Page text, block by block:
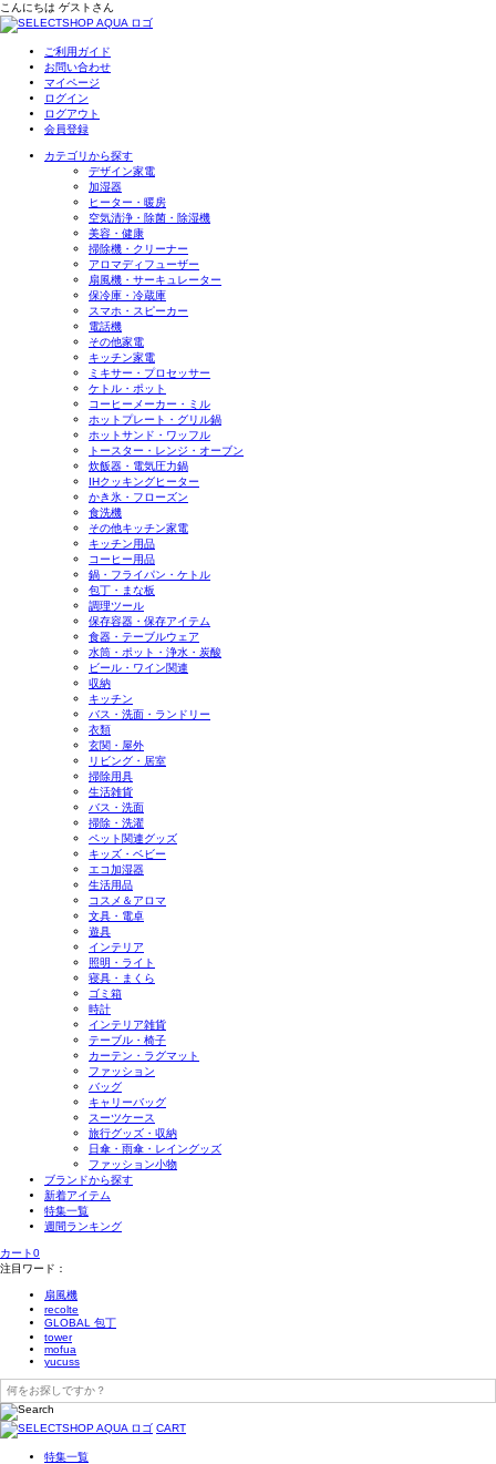
こんにちは ゲスト さん
ご利用ガイド
お問い合わせ
マイページ
ログイン
ログアウト
会員登録
カテゴリから探す
デザイン家電
加湿器
ヒーター・暖房
空気清浄・除菌・除湿機
美容・健康
掃除機・クリーナー
アロマディフューザー
扇風機・サーキュレーター
保冷庫・冷蔵庫
スマホ・スピーカー
電話機
その他家電
キッチン家電
ミキサー・プロセッサー
ケトル・ポット
コーヒーメーカー・ミル
ホットプレート・グリル鍋
ホットサンド・ワッフル
トースター・レンジ・オーブン
炊飯器・電気圧力鍋
IHクッキングヒーター
かき氷・フローズン
食洗機
その他キッチン家電
キッチン用品
コーヒー用品
鍋・フライパン・ケトル
包丁・まな板
調理ツール
保存容器・保存アイテム
食器・テーブルウェア
水筒・ポット・浄水・炭酸
ビール・ワイン関連
収納
キッチン
バス・洗面・ランドリー
衣類
玄関・屋外
リビング・居室
掃除用具
生活雑貨
バス・洗面
掃除・洗濯
ペット関連グッズ
キッズ・ベビー
エコ加湿器
生活用品
コスメ＆アロマ
文具・電卓
遊具
インテリア
照明・ライト
寝具・まくら
ゴミ箱
時計
インテリア雑貨
テーブル・椅子
カーテン・ラグマット
ファッション
バッグ
キャリーバッグ
スーツケース
旅行グッズ・収納
日傘・雨傘・レイングッズ
ファッション小物
ブランドから探す
新着アイテム
特集一覧
週間ランキング
カート0
注目ワード：
扇風機
recolte
GLOBAL 包丁
tower
mofua
yucuss
CART
特集一覧